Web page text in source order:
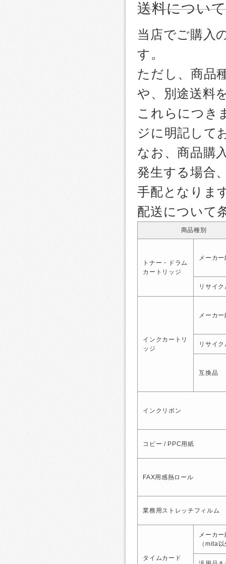
送料について
当店でご購入
す。
ただし、商品
や、別途送料
これらにつき
ジに明記して
なお、商品購
発生する場合
手配となりま
配送について
商品種別
トナー・ドラム
カートリッジ
メーカ
リサイ
インクカートリ
ッジ
メーカ
リサイ
互換品
インクリボン
コピー / PPC用紙
FAX用感熱ロール
業務用ストレッチフィルム
タイムカード
メーカ
（mita